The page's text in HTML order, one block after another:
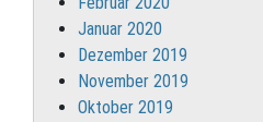
Januar 2020
Dezember 2019
November 2019
Oktober 2019